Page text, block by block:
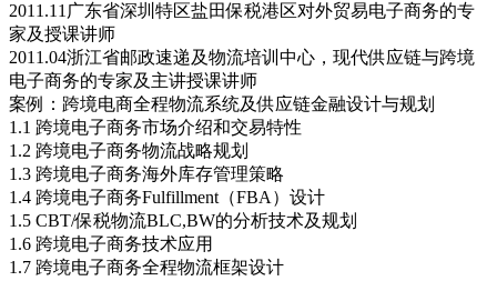
2011.11广东省深圳特区盐田保税港区对外贸易电子商务的专
家及授课讲师
2011.04浙江省邮政速递及物流培训中心，现代供应链与跨境
电子商务的专家及主讲授课讲师
案例：跨境电商全程物流系统及供应链金融设计与规划
1.1 跨境电子商务市场介绍和交易特性
1.2 跨境电子商务物流战略规划
1.3 跨境电子商务海外库存管理策略
1.4 跨境电子商务Fulfillment（FBA）设计
1.5 CBT/保税物流BLC,BW的分析技术及规划
1.6 跨境电子商务技术应用
1.7 跨境电子商务全程物流框架设计